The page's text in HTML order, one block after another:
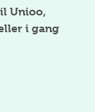
Unioo,
i gang